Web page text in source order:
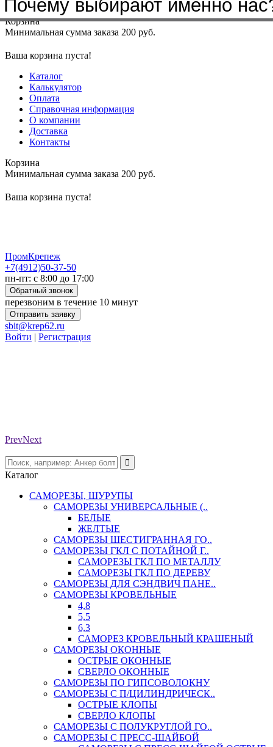
Меню+7(4912)50-37-50sbit@krep62.ru
Корзина
Минимальная сумма заказа 200 руб.
Ваша корзина пуста!
Каталог
Калькулятор
Оплата
Справочная информация
О компании
Доставка
Контакты
Корзина
Минимальная сумма заказа 200 руб.
Ваша корзина пуста!
ПромКрепеж
+7(4912)50-37-50
пн-пт: с 8:00 до 17:00
Обратный звонок
перезвоним в течение 10 минут
Отправить заявку
sbit@krep62.ru
Войти | Регистрация
PrevNext
Каталог
САМОРЕЗЫ, ШУРУПЫ
САМОРЕЗЫ УНИВЕРСАЛЬНЫЕ (..
БЕЛЫЕ
ЖЕЛТЫЕ
САМОРЕЗЫ ШЕСТИГРАННАЯ ГО..
САМОРЕЗЫ ГКЛ С ПОТАЙНОЙ Г..
САМОРЕЗЫ ГКЛ ПО МЕТАЛЛУ
САМОРЕЗЫ ГКЛ ПО ДЕРЕВУ
САМОРЕЗЫ ДЛЯ СЭНДВИЧ ПАНЕ..
САМОРЕЗЫ КРОВЕЛЬНЫЕ
4,8
5,5
6,3
САМОРЕЗ КРОВЕЛЬНЫЙ КРАШЕНЫЙ
САМОРЕЗЫ ОКОННЫЕ
ОСТРЫЕ ОКОННЫЕ
СВЕРЛО ОКОННЫЕ
САМОРЕЗЫ ПО ГИПСОВОЛОКНУ
САМОРЕЗЫ С П/ЦИЛИНДРИЧЕСК..
ОСТРЫЕ КЛОПЫ
СВЕРЛО КЛОПЫ
САМОРЕЗЫ С ПОЛУКРУГЛОЙ ГО..
САМОРЕЗЫ С ПРЕСС-ШАЙБОЙ
Почему выбирают именно